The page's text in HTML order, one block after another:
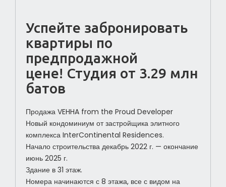
Успейте забронировать
квартиры по
предпродажной
цене! Студия от 3.29 млн
батов
Продажа VEHHA from the Proud Developer
Новый кондоминиум от застройщика элитного
комплекса InterContinental Residences.
Начало строительства декабрь 2022 г. — окончание
июнь 2025 г.
Здание в 31 этаж.
Номера начинаются с 8 этажа, все с видом на